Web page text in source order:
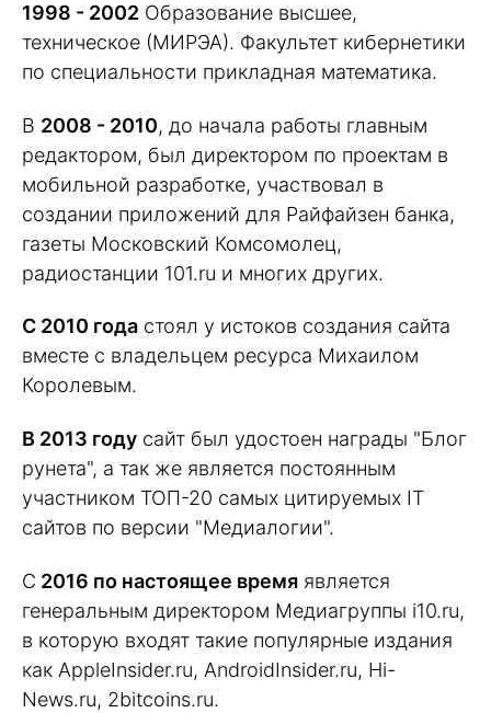
1998 - 2002 Образование высшее,
техническое (МИРЭА). Факультет кибернетики
по специальности прикладная математика.
В 2008 - 2010, до начала работы главным
редактором, был директором по проектам в
мобильной разработке, участвовал в
создании приложений для Райфайзен банка,
газеты Московский Комсомолец,
радиостанции 101.ru и многих других.
C 2010 года стоял у истоков создания сайта
вместе с владельцем ресурса Михаилом
Королевым.
В 2013 году сайт был удостоен награды "Блог
рунета", а так же является постоянным
участником ТОП-20 самых цитируемых IT
сайтов по версии "Медиалогии".
С 2016 по настоящее время является
генеральным директором Медиагруппы i10.ru,
в которую входят такие популярные издания
как AppleInsider.ru, AndroidInsider.ru, Hi-
News.ru, 2bitcoins.ru.